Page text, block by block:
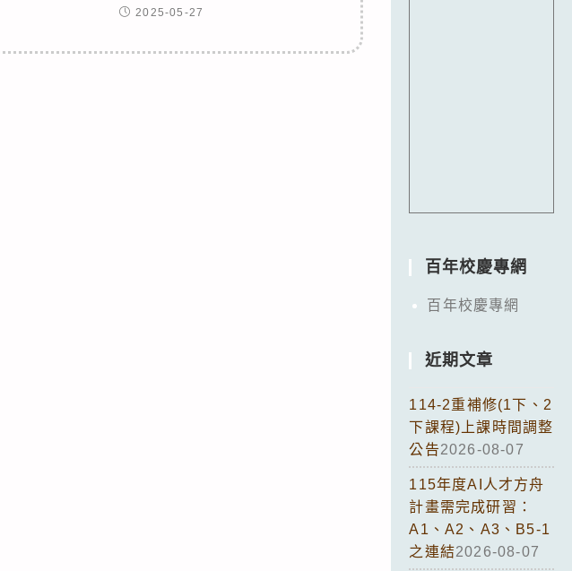
2025-05-27
百年校慶專網
百年校慶專網
近期文章
114-2重補修(1下、2
下課程)上課時間調整
公告2026-08-07
115年度AI人才方舟
計畫需完成研習：
A1、A2、A3、B5-1
之連結2026-08-07